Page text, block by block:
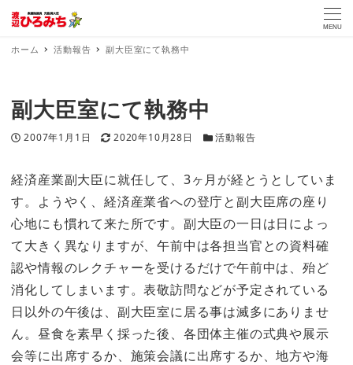
MENU
ホーム 活動報告 副大臣室にて執務中
副大臣室にて執務中
投稿日
2007年1月1日 更新日
2020年10月28日 カテゴリー
活動報告
経済産業副大臣に就任して、3ヶ月が経とうとしていま
す。ようやく、経済産業省への登庁と副大臣席の座り
心地にも慣れて来た所です。副大臣の一日は日によっ
て大きく異なりますが、午前中は各担当官との資料確
認や情報のレクチャーを受けるだけで午前中は、殆ど
消化してしまいます。表敬訪問などが予定されている
日以外の午後は、副大臣室に居る事は滅多にありませ
ん。昼食を素早く採った後、各団体主催の式典や展示
会等に出席するか、施策会議に出席するか、地方や海